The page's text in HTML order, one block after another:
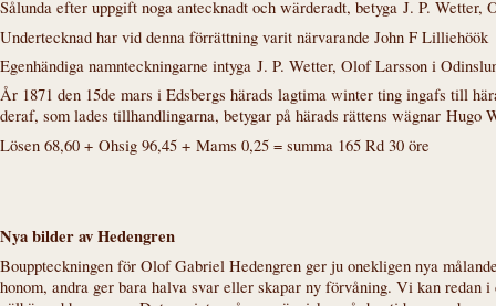
Sålunda efter uppgift noga antecknadt och wärderadt, betyga J. P.
Undertecknad har vid denna förrättning varit närvarande John F Lilliehöök
Egenhändiga namnteckningarne intyga J. P. Wetter, Olof Larsson i
År 1871 den 15de mars i Edsbergs härads lagtima winter ting ingafs till
deraf, som lades tillhandlingarna, betygar på härads rättens wägnar Hugo
Lösen 68,60 + Ohsig 96,45 + Mams 0,25 = summa 165 Rd 30 öre
Nya bilder av Hedengren
Bouppteckningen för Olof Gabriel Hedengren ger ju onekligen nya
honom, andra ger bara halva svar eller skapar ny förvåning. Vi kan redan